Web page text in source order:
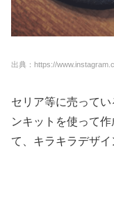
出典：https://
セリア等に売って
ンキットを使って
て、キラキラデザイ